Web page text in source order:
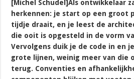
[Michel Schudel]Als ontwikkelaar
herkennen: je start op een groot
tijdje draait, en je leest de
die ooit is opgesteld in de vorm
Vervolgens duik je de code in en
grote lijnen, weinig meer van die
terug. Conventies en